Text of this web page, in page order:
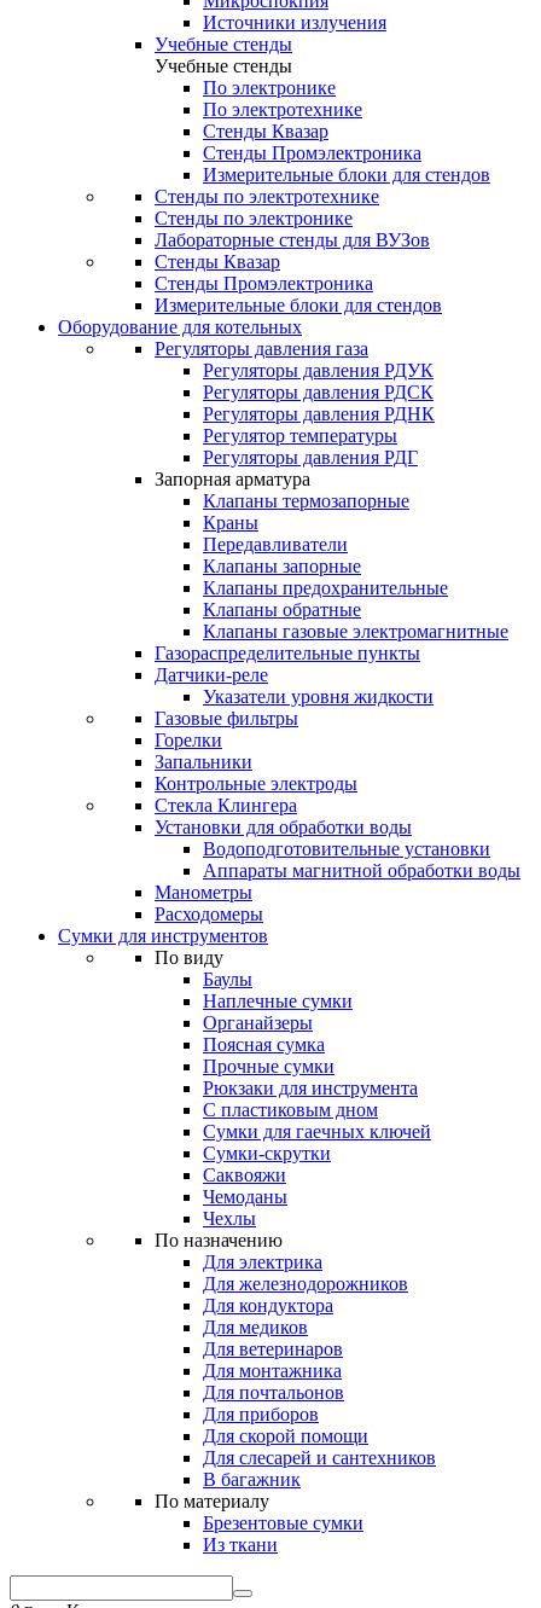
Источники излучения
Учебные стенды
Учебные стенды
По электронике
По электротехнике
Стенды Квазар
Стенды Промэлектроника
Измерительные блоки для стендов
Стенды по электротехнике
Стенды по электронике
Лабораторные стенды для ВУЗов
Стенды Квазар
Стенды Промэлектроника
Измерительные блоки для стендов
Оборудование для котельных
Регуляторы давления газа
Регуляторы давления РДУК
Регуляторы давления РДСК
Регуляторы давления РДНК
Регулятор температуры
Регуляторы давления РДГ
Запорная арматура
Клапаны термозапорные
Краны
Передавливатели
Клапаны запорные
Клапаны предохранительные
Клапаны обратные
Клапаны газовые электромагнитные
Газораспределительные пункты
Датчики-реле
Указатели уровня жидкости
Газовые фильтры
Горелки
Запальники
Контрольные электроды
Стекла Клингера
Установки для обработки воды
Водоподготовительные установки
Аппараты магнитной обработки воды
Манометры
Расходомеры
Сумки для инструментов
По виду
Баулы
Наплечные сумки
Органайзеры
Поясная сумка
Прочные сумки
Рюкзаки для инструмента
С пластиковым дном
Сумки для гаечных ключей
Сумки-скрутки
Саквояжи
Чемоданы
Чехлы
По назначению
Для электрика
Для железнодорожников
Для кондуктора
Для медиков
Для ветеринаров
Для монтажника
Для почтальонов
Для приборов
Для скорой помощи
Для слесарей и сантехников
В багажник
По материалу
Брезентовые сумки
Из ткани